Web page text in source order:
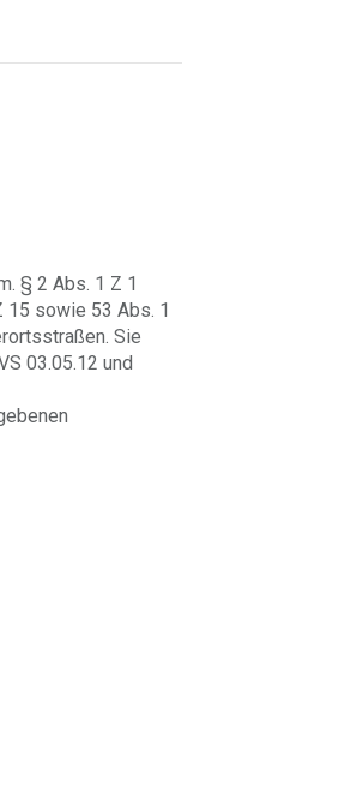
§ 2 Abs. 1 Z 1
15 sowie 53 Abs. 1
Sie
03.05.12 und